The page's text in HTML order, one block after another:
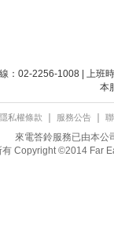
：02-2256-1008 | 上班
本
隱私權條款 服務公告｜
來電答鈴服務已由本公
有 Copyright ©2014 Far